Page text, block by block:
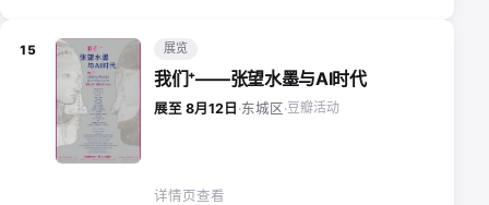
15 展览
我们⁺——张望水墨与AI时代
展至 8月12日 ·东城区·豆瓣活动
详情页查看